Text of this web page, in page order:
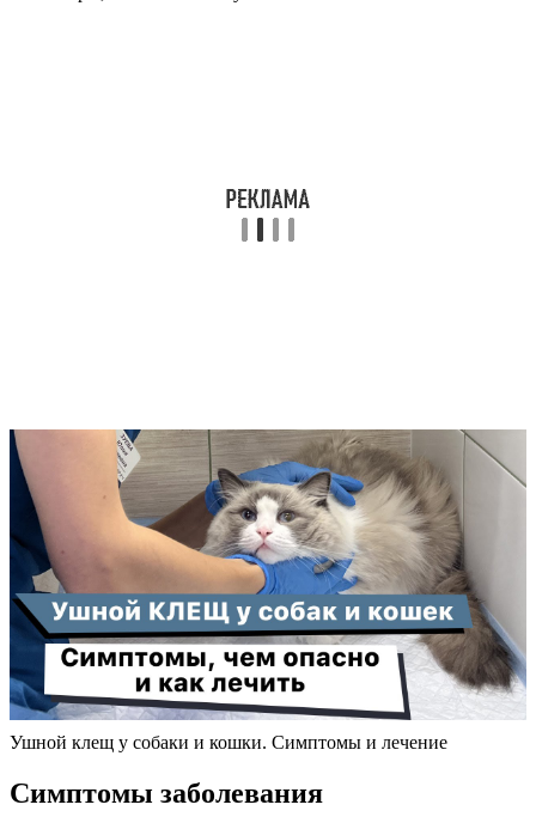
Ушной клещ у собаки и кошки. Симптомы и лечение
Симптомы заболевания